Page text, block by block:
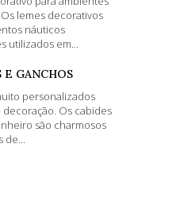
lemes decorativos
náuticos
utilizados em...
E GANCHOS
personalizados
decoração. Os cabides
são charmosos
de...